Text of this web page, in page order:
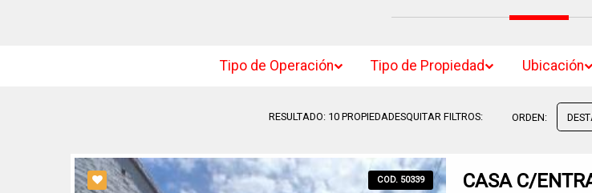
Tipo de Operación Tipo de Propiedad Ubicación
RESULTADO: 10PROPIEDADESQUITAR FILTROS: ORDEN:
COD. 50339
CASA C/